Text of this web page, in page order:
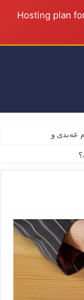
عەبدی و وەزیری